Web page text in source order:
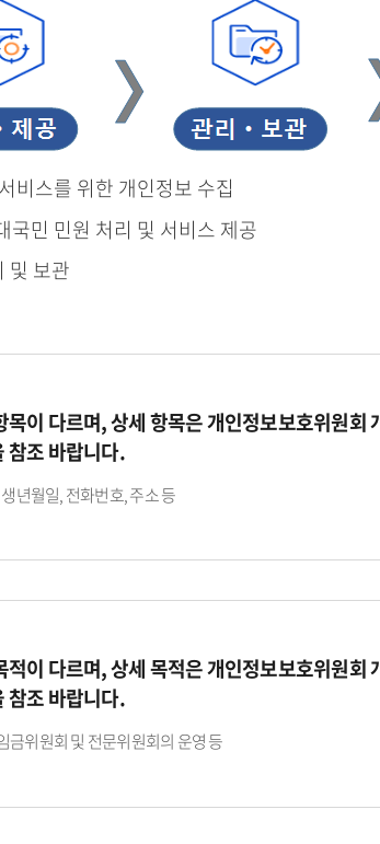
비스를 위한 개인정보 수집
국민 민원 처리 및 서비스 제공
및 보관
목이 다르며, 상세 항목은 개인정보보호위원회
참조 바랍니다.
년월일, 전화번호, 주소 등
적이 다르며, 상세 목적은 개인정보보호위원회
참조 바랍니다.
금위원회 및 전문위원회의 운영 등